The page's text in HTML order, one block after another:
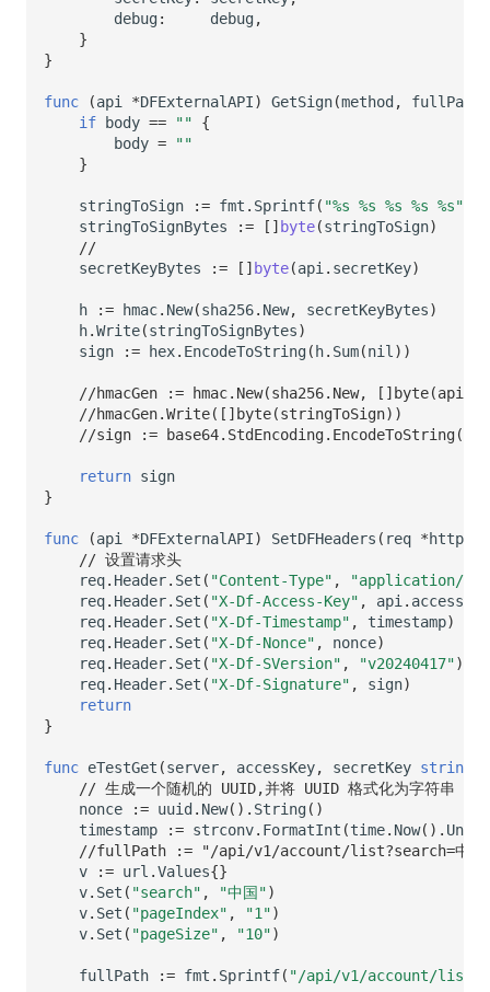
debug: debug,
}
}
func (api *DFExternalAPI) GetSign(method,
fullPath
if body == ""
{
body =
""
}
stringToSign := fmt . Sprintf( "%s %s %s %s %s"
stringToSignBytes
:= []byte(stringToSign)
//
secretKeyBytes
:= []byte(api . secretKey)
h := hmac. New(sha256. New, secretKeyBytes)
h.Write(stringToSignBytes)
sign
:= hex. EncodeToString(h. Sum(nil ))
//hmacGen := hmac.New(sha256.New,
//hmacGen.Write([]byte(stringToSign))
//sign :=
return sign
}
func (api *DFExternalAPI) SetDFHeaders ( req *http
// 设置请求头
req. Header. Set ( "Content-Type" ,
"application/
req. Header. Set ( "X-Df-Access-Key" , api . accessKey
req. Header. Set ( "X-Df-Timestamp" , timestamp)
req. Header. Set ( "X-Df-Nonce" , nonce)
req. Header. Set ( "X-Df-SVersion" , "v20240417")
req. Header. Set ( "X-Df-Signature" , sign)
return
}
func eTestGet (server, accessKey, secretKey string
// 生成一个随机的 UUID,并将 UUID 格式化为字符串
nonce
:= uuid. New(). String()
timestamp
:= strconv. FormatInt (time. Now(). Unix
//fullPath := "/api/v1/account/list?search=中国
v
:= url .Values{}
v. Set ( "search" , "中国")
v. Set ( "pageIndex" , "1")
v. Set ( "pageSize" , "10")
fullPath := fmt . Sprintf( "/api/v1/account/